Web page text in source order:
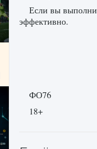
Если вы
эффективно.
ФО76
18+